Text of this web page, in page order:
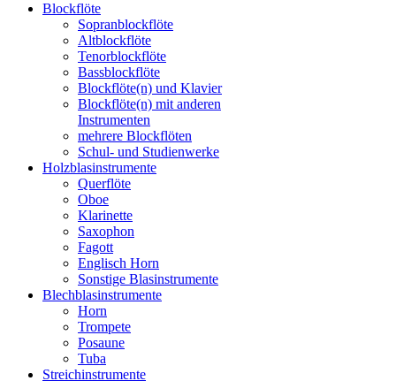
Blockflöte
Sopranblockflöte
Altblockflöte
Tenorblockflöte
Bassblockflöte
Blockflöte(n) und Klavier
Blockflöte(n) mit anderen
Instrumenten
mehrere Blockflöten
Schul- und Studienwerke
Holzblasinstrumente
Querflöte
Oboe
Klarinette
Saxophon
Fagott
Englisch Horn
Sonstige Blasinstrumente
Blechblasinstrumente
Horn
Trompete
Posaune
Tuba
Streichinstrumente